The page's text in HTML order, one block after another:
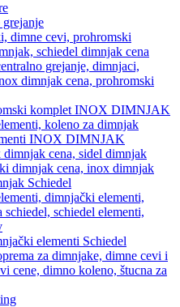
komplet INOX DIMNJAK
INOX DIMNJAK
Schiedel
elementi Schiedel